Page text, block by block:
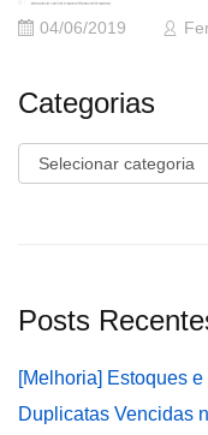
04/06/2019
Categorias
Categorias
Posts
[Melhoria] Estoques
Duplicatas Vencidas